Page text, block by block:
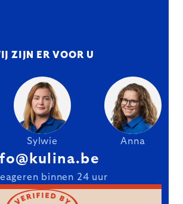
ZIJN ER VOOR U
Sylwie Anna
binnen 24 uur